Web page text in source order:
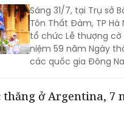
tổ chức Lễ thượng cờ
niệm 59 năm Ngày
các quốc gia Đông
31 năm Việt Nam tham
thăng ở Argentina, 7
7 người đã thiệt